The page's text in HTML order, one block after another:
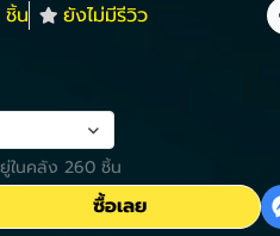
น ยังไม่มีรีวิว
ในคลัง 260 ชิ้น
ซื้อเลย